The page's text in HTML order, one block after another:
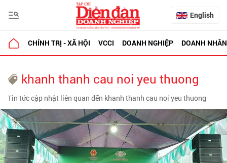
English
CHÍNH TRỊ - XÃ HỘI VCCI DOANH NGHIỆP DOANH NHÂN
khanh thanh cau noi yeu thuong
Tin tức cập nhật liên quan đến khanh thanh cau noi yeu thuong